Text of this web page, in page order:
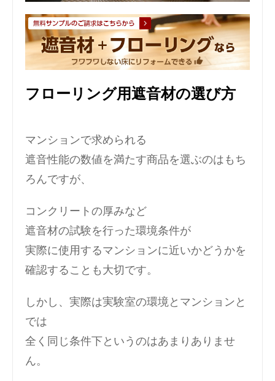
フローリング用遮音材の選び方
マンションで求められる
遮音性能の数値を満たす商品を選ぶのはもち
ろんですが、
コンクリートの厚みなど
遮音材の試験を行った環境条件が
実際に使用するマンションに近いかどうかを
確認することも大切です。
しかし、実際は実験室の環境とマンションと
では
全く同じ条件下というのはあまりありませ
ん。